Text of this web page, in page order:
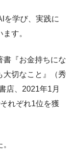
を学び、実践に
す。
書『お金持ちにな
大切なこと』（秀
店、2021年1月
れぞれ1位を獲